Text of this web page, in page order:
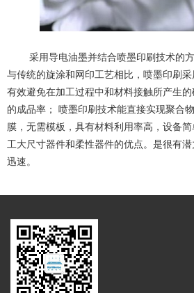
采用导电油墨并结合喷墨印刷技术的方
与传统的旋涂和网印工艺相比，喷墨印刷
有效避免在加工过程中和材料接触所产生
的成品率； 喷墨印刷技术能直接实现聚合
膜，无需模板，具有材料利用率高，设备
工大尺寸器件和柔性器件的优点。是很有
迅速。